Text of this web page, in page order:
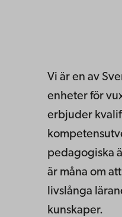
Vi är en av
enheter för
erbjuder
pedagogiska
är måna om
livslånga
kunskaper.